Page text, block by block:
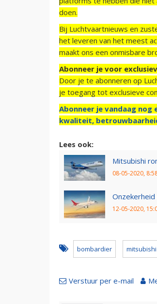
doen.
Bij Luchtvaartnieuws en
het leveren van het meest
maakt ons een onmisbare
Abonneer je voor
Door je te abonneren op
je toegang tot exclusieve
Abonneer je vandaag nog
kwaliteit,
Lees ook:
Mitsubishi
08-05-2020,
12-05-2020,
bombardier mitsubishi
Verstuur per e-mail